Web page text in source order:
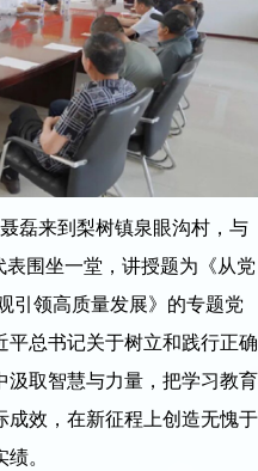
来到梨树镇泉眼沟村，与
表围坐一堂，讲授题为《从党
引领高质量发展》的专题党
总书记关于树立和践行正确
汲取智慧与力量，把学习教育
成效，在新征程上创造无愧于
。